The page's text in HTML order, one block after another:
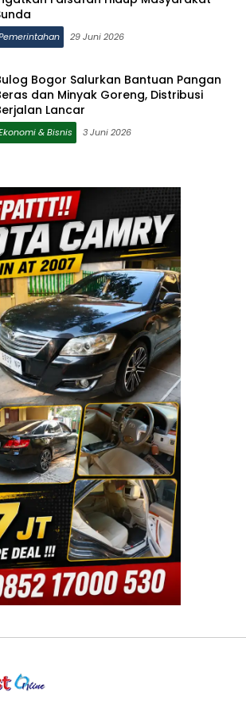
29 Juni 2026
Bogor Salurkan Bantuan Pangan
dan Minyak Goreng, Distribusi
Lancar
& Bisnis 3 Juni 2026